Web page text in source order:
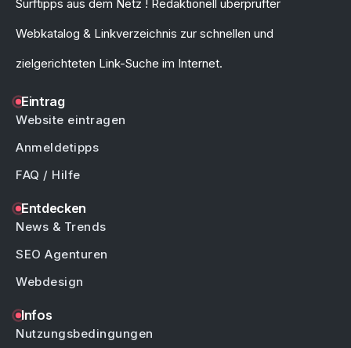
Surftipps aus dem Netz ! Redaktionell überprüfter
Webkatalog & Linkverzeichnis zur schnellen und
zielgerichteten Link-Suche im Internet.
Eintrag
Website eintragen
Anmeldetipps
FAQ / Hilfe
Entdecken
News & Trends
SEO Agenturen
Webdesign
Infos
Nutzungsbedingungen